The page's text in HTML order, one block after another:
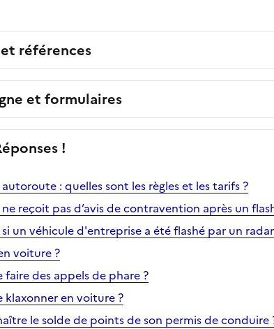
références
et formulaires
!
: quelles sont les règles et les tarifs ?
ne reçoit pas d’avis de contravention après un
un véhicule d'entreprise a été flashé par un
voiture ?
des appels de phare ?
klaxonner en voiture ?
le solde de points de son permis de conduire